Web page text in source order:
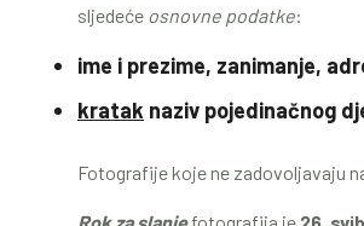
sljedeće osnovne podatke:
ime i prezime, zanimanje,
kratak naziv pojedinačnog
Fotografije koje ne zadovoljavaju